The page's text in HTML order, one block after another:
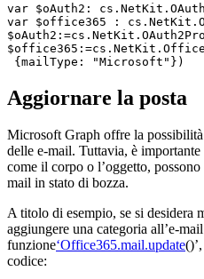
var $oAuth2 : cs .NetKit
var $office365 : cs .NetKit
$oAuth2 :=cs .NetKit
$office365 :=cs .NetKit
{mailType: "Microsoft" })
Aggiornare la posta
Microsoft Graph offre la
delle e-mail. Tuttavia, è
come il corpo o l’oggetto,
mail in stato di bozza.
A titolo di esempio, se si desidera
aggiungere una categoria all’e-
funzione‘Office365.mail.update
codice: